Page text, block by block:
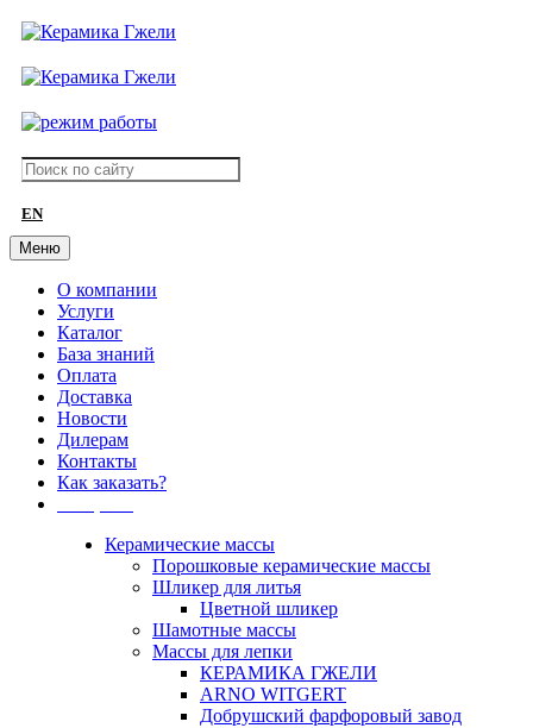
EN
Меню
О компании
Услуги
Каталог
База знаний
Оплата
Доставка
Новости
Дилерам
Контакты
Как заказать?
Керамические массы
Порошковые керамические массы
Шликер для литья
Цветной шликер
Шамотные массы
Массы для лепки
КЕРАМИКА ГЖЕЛИ
ARNO WITGERT
Добрушский фарфоровый завод